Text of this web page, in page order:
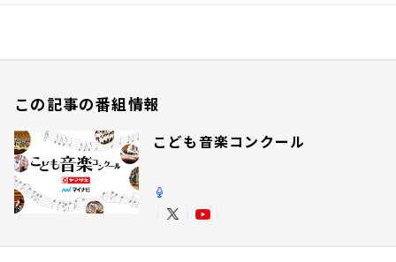
この記事の番組情報
こども音楽コンクール